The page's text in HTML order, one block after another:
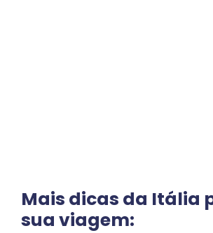
Mais dicas da Itália
sua viagem: